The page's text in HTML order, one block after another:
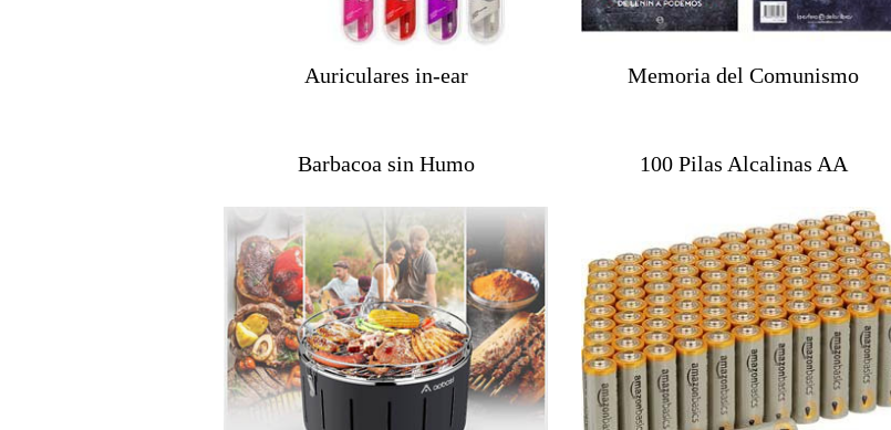
Auriculares in-ear Memoria del Comunismo
Barbacoa sin Humo 100 Pilas Alcalinas AA